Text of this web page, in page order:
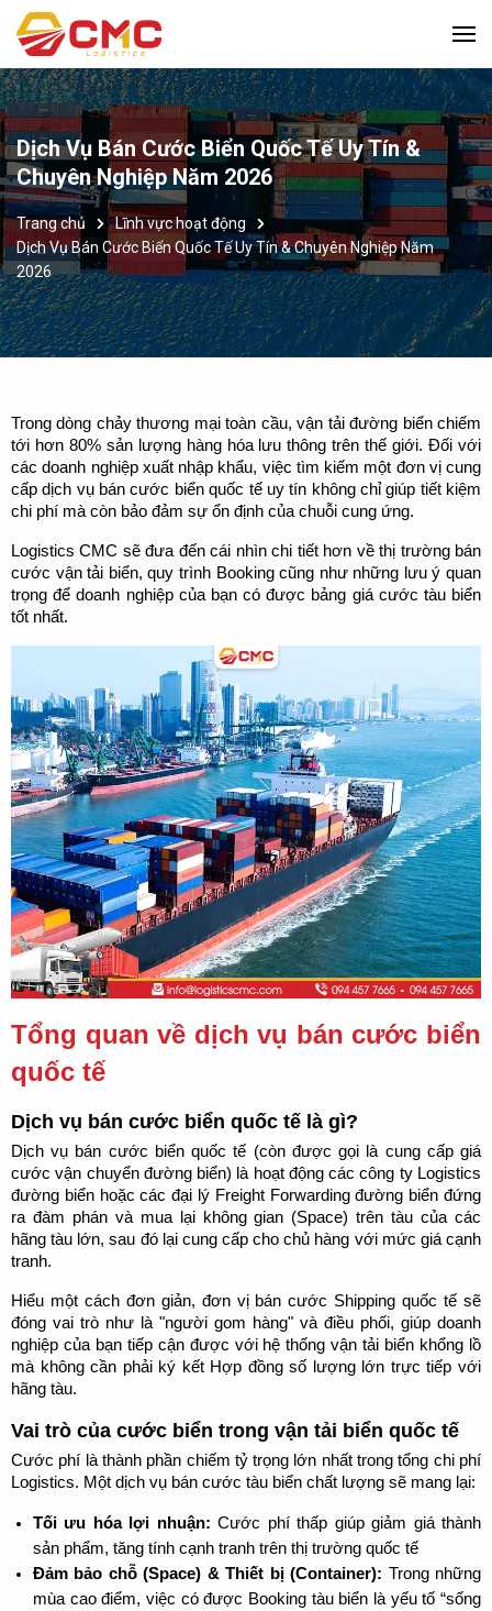
Dịch Vụ Bán Cước Biển Quốc Tế Uy Tín &
Chuyên Nghiệp Năm 2026
Trang chủ
Lĩnh vực hoạt động
Dịch Vụ Bán Cước Biển Quốc Tế Uy Tín & Chuyên Nghiệp Năm
2026
Trong dòng chảy thương mại toàn cầu, vận tải đường biển chiếm
tới hơn 80% sản lượng hàng hóa lưu thông trên thế giới. Đối với
các doanh nghiệp xuất nhập khẩu, việc tìm kiếm một đơn vị cung
cấp dịch vụ bán cước biển quốc tế uy tín không chỉ giúp tiết kiệm
chi phí mà còn bảo đảm sự ổn định của chuỗi cung ứng.
Logistics CMC sẽ đưa đến cái nhìn chi tiết hơn về thị trường bán
cước vận tải biển, quy trình Booking cũng như những lưu ý quan
trọng để doanh nghiệp của bạn có được bảng giá cước tàu biển
tốt nhất.
Tổng quan về dịch vụ bán cước biển
quốc tế
Dịch vụ bán cước biển quốc tế là gì?
Dịch vụ bán cước biển quốc tế (còn được gọi là cung cấp giá
cước vận chuyển đường biển) là hoạt động các công ty Logistics
đường biển hoặc các đại lý Freight Forwarding đường biển đứng
ra đàm phán và mua lại không gian (Space) trên tàu của các
hãng tàu lớn, sau đó lại cung cấp cho chủ hàng với mức giá cạnh
tranh.
Hiểu một cách đơn giản, đơn vị bán cước Shipping quốc tế sẽ
đóng vai trò như là "người gom hàng" và điều phối, giúp doanh
nghiệp của bạn tiếp cận được với hệ thống vận tải biển khổng lồ
mà không cần phải ký kết Hợp đồng số lượng lớn trực tiếp với
hãng tàu.
Vai trò của cước biển trong vận tải biển quốc tế
Cước phí là thành phần chiếm tỷ trọng lớn nhất trong tổng chi phí
Logistics. Một dịch vụ bán cước tàu biển chất lượng sẽ mang lại:
Tối ưu hóa lợi nhuận: Cước phí thấp giúp giảm giá thành
sản phẩm, tăng tính cạnh tranh trên thị trường quốc tế
Đảm bảo chỗ (Space) & Thiết bị (Container): Trong những
mùa cao điểm, việc có được Booking tàu biển là yếu tố “sống